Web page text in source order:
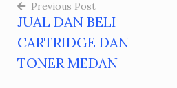
Post
navigation
Previous Post
JUAL DAN BELI
CARTRIDGE DAN
TONER MEDAN